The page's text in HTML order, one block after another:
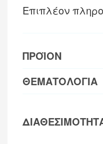
Επιπλέον
ΠΡΟΪΟΝ
ΘΕΜΑΤΟΛΟΓΙΑ